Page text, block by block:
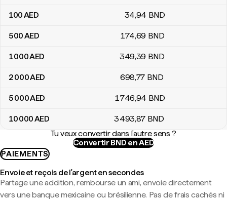
100AED 34,94 BND
500AED 174,69 BND
1 000AED 349,39 BND
2 000AED 698,77 BND
5 000AED 1 746,94 BND
10 000AED 3 493,87 BND
Tu veux convertir dans l'autre sens ?
Convertir BND en AED
PAIEMENTS
Envoie et reçois de l'argent en secondes
Partage une addition, rembourse un ami, envoie directement
vers une banque mexicaine ou brésilienne. Pas de frais cachés ni